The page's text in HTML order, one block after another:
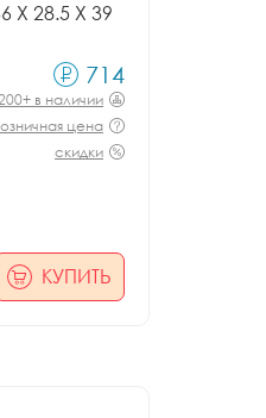
X 28.5 X 39
714
в наличии
цена
скидки
КУПИТЬ